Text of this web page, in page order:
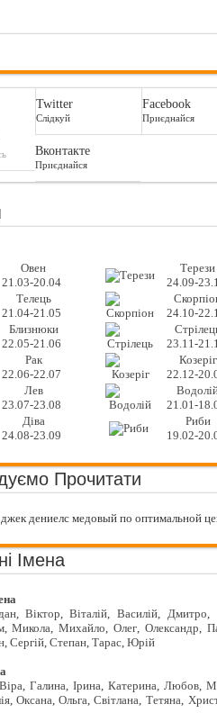
Twitter
Слідкуй
Facebook
Приєднайся
Вконтакте
Приєднайся
Овен
21.03-20.04
Терези
24.09-
Телець
21.04-21.05
24.10-
Близнюки
22.05-21.06
23.11-
Рак
22.06-22.07
Козеріг
22.12-
Лев
23.07-23.08
21.01-
Діва
24.08-23.09
Риби
19.02-
Прочитати
дениелс медовый по оптимальной
Імена
, Віктор, Віталій, Василій, Дмитро,
, Микола, Михайло, Олег, Олександр,
, Сергій, Степан, Тарас, Юрій
Віра, Галина, Ірина, Катерина, Любов,
, Оксана, Ольга, Світлана, Тетяна,